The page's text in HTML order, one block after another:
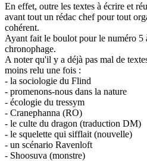
En effet, outre les textes à écrire et
avant tout un rédac chef pour tout
cohérent.
Ayant fait le boulot pour le numéro 5
chronophage.
A noter qu'il y a déjà pas mal de
moins relu une fois :
- la sociologie du Flind
- promenons-nous dans la nature
- écologie du tressym
- Cranephanna (RO)
- le culte du dragon (traduction DM)
- le squelette qui sifflait (nouvelle)
- un scénario Ravenloft
- Shoosuva (monstre)